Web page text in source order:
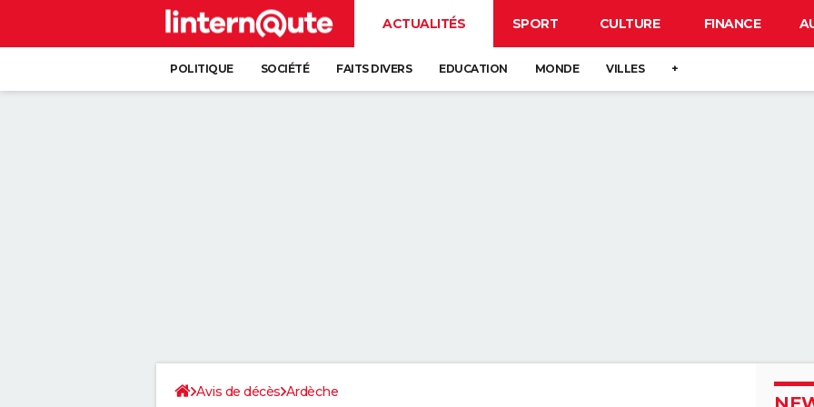
ACTUALITÉS SPORT CULTURE FINANCE
POLITIQUE SOCIÉTÉ FAITS DIVERS EDUCATION MONDE VILLES +
Avis de décès Ardèche